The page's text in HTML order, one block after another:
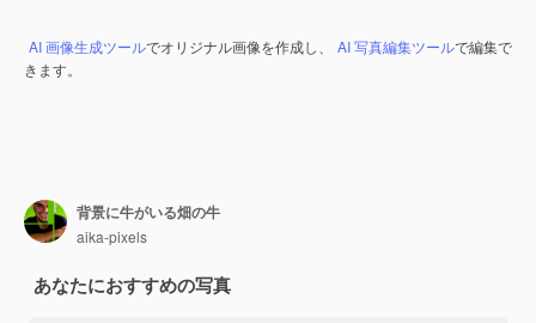
AI 画像生成ツールでオリジナル画像を作成し、 AI 写真編集ツールで編集で
きます。
背景に牛がいる畑の牛
aika-pixels
あなたにおすすめの写真